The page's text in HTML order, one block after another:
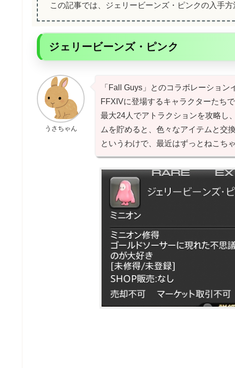
この記事では、ジェリービーンズ・ピンクの入手
ジェリービーンズ・ピンク
うさちゃん
「Fall Guys」とのコラボレーション
FFXIVに登場するキャラクターたち
最大24人でアトラクションを攻略し
ムを貯めると、色々なアイテムと交
というわけで、最近はずっとねこち